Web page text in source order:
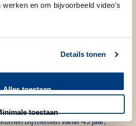
werken en om bijvoorbeeld video's
Details tonen
Alles toestaan
toestaan
in de heupen, knieën en in de
kan ook in andere gewrichten
rug en enkel.
verandering is blijvend. De
precies bekend. Wel weten we dat
bij mensen vanaf 45 jaar,